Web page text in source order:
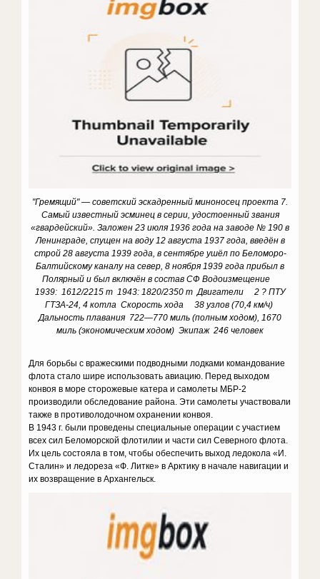
"Гремящий" — советский эскадренный миноносец проекта 7.
Самый известный эсминец в серии, удостоенный звания
«гвардейский». Заложен 23 июля 1936 года на заводе № 190 в
Ленинграде, спущен на воду 12 августа 1937 года, введён в
строй 28 августа 1939 года, в сентябре ушёл по Беломоро-
Балтийскому каналу на север, 8 ноября 1939 года прибыл в
Полярный и был включён в состав СФ Водоизмещение
1939: 1612/2215 т 1943: 1820/2350 т Двигатели 2 ? ПТУ
ГТЗА-24, 4 котла Скорость хода 38 узлов (70,4 км/ч)
Дальность плавания 722—770 миль (полным хо­дом), 1670
миль (экономическим ходом) Экипаж 246 человек
Для борьбы с вражескими подводными лодками командование
флота стало шире использовать авиацию. Перед выходом
конвоя в море сторожевые катера и самолеты МБР-2
производили обследование района. Эти самолеты участвовали
также в противолодочном охранении конвоя.
В 1943 г. были проведены специальные операции с участием
всех сил Беломорской флотилии и части сил Северного флота.
Их цель состояла в том, чтобы обеспечить выход ледокола «И.
Сталин» и ледореза «Ф. Литке» в Арктику в начале навигации и
их возвращение в Архангельск.